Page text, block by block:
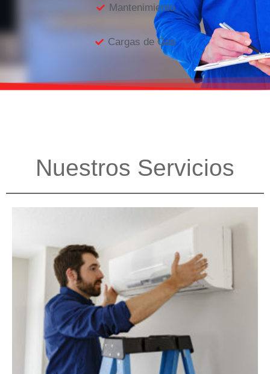
Mantenimiento
Cargas de Gas
Nuestros Servicios